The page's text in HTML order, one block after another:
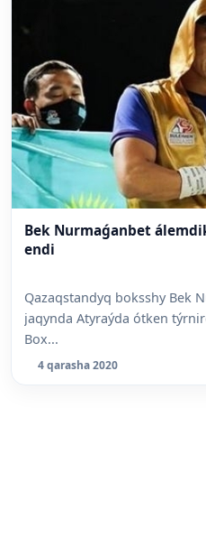
Bek Nurmaǵanbet
endi
Qazaqstandyq boksshy Bek
jaqynda Atyraýda ótken
Box...
4 qarasha 2020